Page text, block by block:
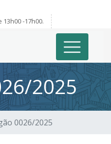
13h00 -17h00.
2025
0026/2025